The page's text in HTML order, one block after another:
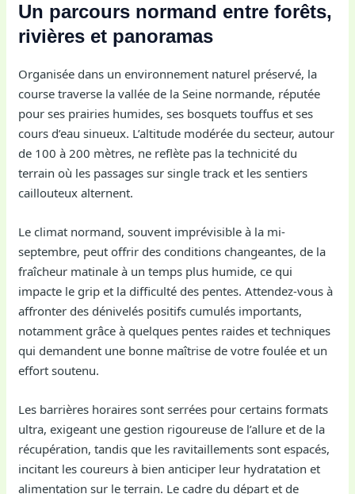
Un parcours normand entre forêts,
rivières et panoramas
Organisée dans un environnement naturel préservé, la
course traverse la vallée de la Seine normande, réputée
pour ses prairies humides, ses bosquets touffus et ses
cours d’eau sinueux. L’altitude modérée du secteur, autour
de 100 à 200 mètres, ne reflète pas la technicité du
terrain où les passages sur single track et les sentiers
caillouteux alternent.
Le climat normand, souvent imprévisible à la mi-
septembre, peut offrir des conditions changeantes, de la
fraîcheur matinale à un temps plus humide, ce qui
impacte le grip et la difficulté des pentes. Attendez-vous à
affronter des dénivelés positifs cumulés importants,
notamment grâce à quelques pentes raides et techniques
qui demandent une bonne maîtrise de votre foulée et un
effort soutenu.
Les barrières horaires sont serrées pour certains formats
ultra, exigeant une gestion rigoureuse de l’allure et de la
récupération, tandis que les ravitaillements sont espacés,
incitant les coureurs à bien anticiper leur hydratation et
alimentation sur le terrain. Le cadre du départ et de